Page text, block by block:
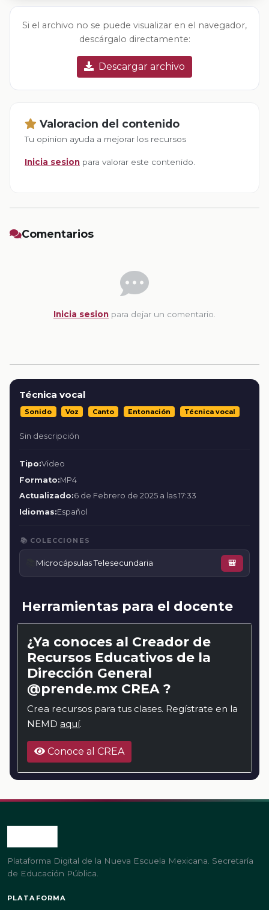
Si el archivo no se puede visualizar en el navegador,
descárgalo directamente:
Descargar archivo
Valoracion del contenido
Tu opinion ayuda a mejorar los recursos
Inicia sesion para valorar este contenido.
Comentarios
Inicia sesion para dejar un comentario.
Técnica vocal
Sonido Voz Canto Entonación Técnica vocal
Sin descripción
Tipo:Video
Formato:MP4
Actualizado:6 de Febrero de 2025 a las 17:33
Idiomas:Español
📚 COLECCIONES
Microcápsulas Telesecundaria 🎒
Herramientas para el docente
¿Ya conoces al Creador de
Recursos Educativos de la
Dirección General
@prende.mx CREA ?
Crea recursos para tus clases. Regístrate en la
NEMD aquí.
Conoce al CREA
Plataforma Digital de la Nueva Escuela Mexicana. Secretaría
de Educación Pública.
PLATAFORMA